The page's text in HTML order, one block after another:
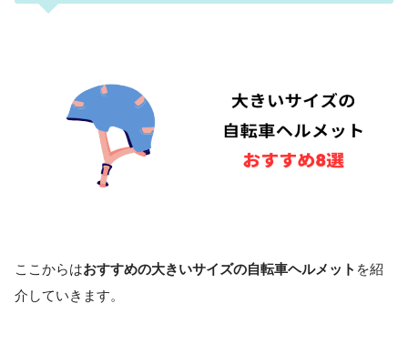
ここからはおすすめの大きいサイズの自転車ヘルメット を紹
介していきます。